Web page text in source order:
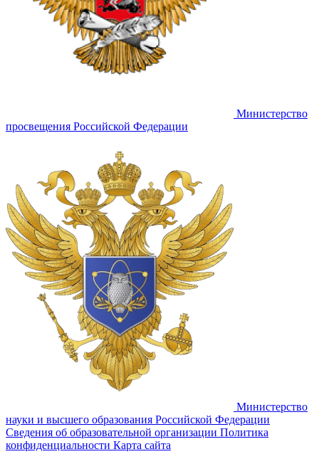
Министерство
просвещения Российской Федерации
Министерство
науки и высшего образования Российской Федерации
Сведения об образовательной организации Политика
конфиденциальности Карта сайта